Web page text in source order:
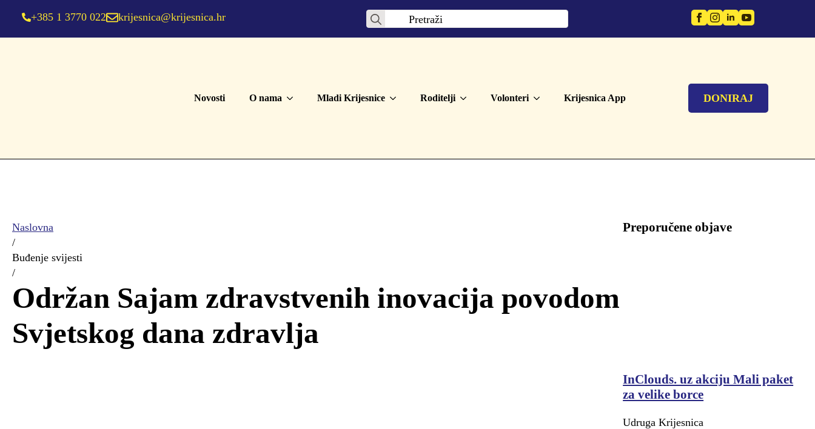
+385 1 3770 022 krijesnica@krijesnica.hr
Search
Novosti O nama Mladi Krijesnice Roditelji Volonteri Krijesnica App DONIRAJ
Naslovna
/
Buđenje svijesti
/
Održan Sajam zdravstvenih inovacija povodom
Svjetskog dana zdravlja
Preporučene objave
InClouds. uz akciju Mali paket
za velike borce
Udruga Krijesnica